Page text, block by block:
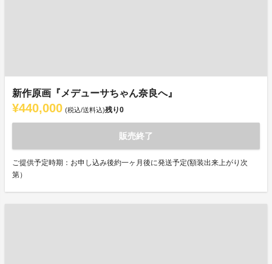
新作原画『メデューサちゃん奈良へ』
¥440,000 (税込/送料込)残り0
販売終了
ご提供予定時期：お申し込み後約一ヶ月後に発送予定(額装出来上がり次
第）